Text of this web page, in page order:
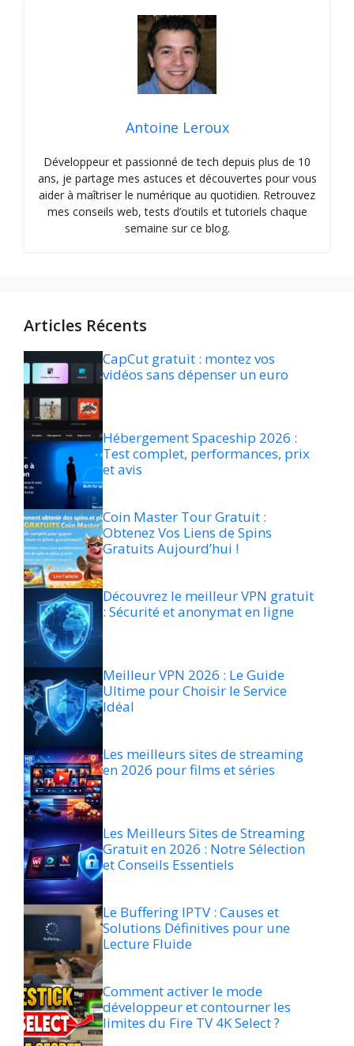
Antoine Leroux
Développeur et passionné de tech depuis plus de 10
ans, je partage mes astuces et découvertes pour vous
aider à maîtriser le numérique au quotidien. Retrouvez
mes conseils web, tests d’outils et tutoriels chaque
semaine sur ce blog.
Articles Récents
CapCut gratuit : montez vos
vidéos sans dépenser un euro
Hébergement Spaceship 2026 :
Test complet, performances, prix
et avis
Coin Master Tour Gratuit :
Obtenez Vos Liens de Spins
Gratuits Aujourd’hui !
Découvrez le meilleur VPN gratuit
: Sécurité et anonymat en ligne
Meilleur VPN 2026 : Le Guide
Ultime pour Choisir le Service
Idéal
Les meilleurs sites de streaming
en 2026 pour films et séries
Les Meilleurs Sites de Streaming
Gratuit en 2026 : Notre Sélection
et Conseils Essentiels
Le Buffering IPTV : Causes et
Solutions Définitives pour une
Lecture Fluide
Comment activer le mode
développeur et contourner les
limites du Fire TV 4K Select ?